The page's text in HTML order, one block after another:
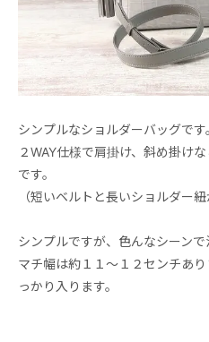
シンプルなショルダーバッグです
２WAY仕様で肩掛け、斜め掛け
です。
（短いベルトと長いショルダー紐
シンプルですが、色んなシーンで
マチ幅は約１１～１２センチあ
っかり入ります。